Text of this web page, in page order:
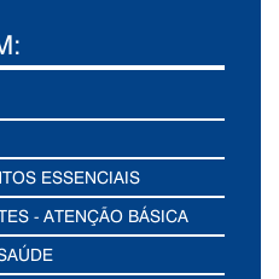
ESSENCIAIS
- ATENÇÃO BÁSICA